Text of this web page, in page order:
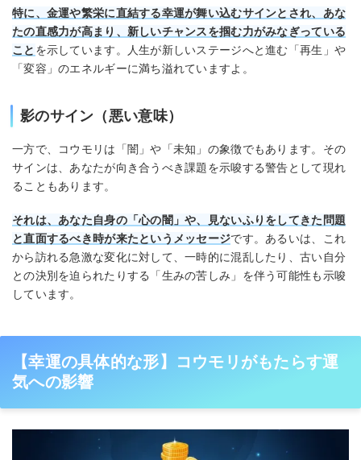
特に、金運や繁栄に直結する幸運が舞い込むサインとされ、あな
たの直感力が高まり、新しいチャンスを掴む力がみなぎっている
こと を示しています。人生が新しいステージへと進む「再生」や
「変容」のエネルギーに満ち溢れていますよ。
影のサイン（悪い意味）
一方で、コウモリは「闇」や「未知」の象徴でもあります。その
サインは、あなたが向き合うべき課題を示唆する警告として現れ
ることもあります。
それは、あなた自身の「心の闇」や、見ないふりをしてきた問題
と直面するべき時が来たというメッセージです。あるいは、これ
から訪れる急激な変化に対して、一時的に混乱したり、古い自分
との決別を迫られたりする「生みの苦しみ」を伴う可能性も示唆
しています。
【幸運の具体的な形】コウモリがもたらす運
気への影響